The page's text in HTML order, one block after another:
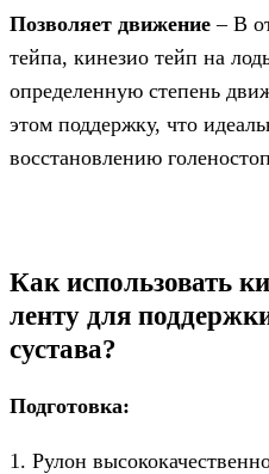
Позволяет движение – В
тейпа, кинезио тейп на
определенную степень
этом поддержку, что
восстановлению
Как использовать
ленту для
сустава?
Подготовка:
1. Рулон